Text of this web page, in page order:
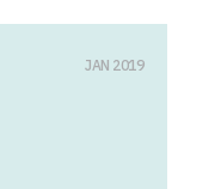
JAN 2019